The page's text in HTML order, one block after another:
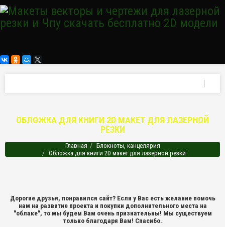
ОБЛОЖКА ДЛЯ КНИГИ 2D МАКЕТ ДЛЯ ЛАЗЕРНОЙ
РЕЗКИ
Главная
Блокноты, канцелярия
Обложка для книги 2D макет для лазерной резки
Дорогие друзья, понравился сайт? Если у Вас есть желание помочь
нам на развитие проекта и покупки дополнительного места на
"облаке", то мы будем Вам очень признательны! Мы существуем
только благодаря Вам! Спасибо.